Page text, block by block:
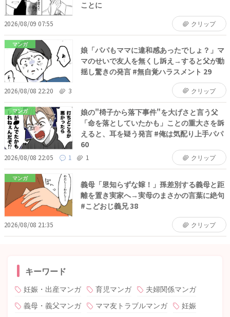
ことに
2026/08/09 07:55 クリップ
マンガ
娘「パパもママに違和感あったでしょ？」マ
マのせいで友人を無くし訴え→すると父が動
揺し驚きの発言 #無自覚ハラスメント 29
2026/08/08 22:20 3 クリップ
マンガ
娘の"椅子から落下事件"を大げさと言う父
「命を落としていたかも」ことの重大さを訴
えると、耳を疑う発言 #俺は気配り上手パパ
60
2026/08/08 22:05 1 1 クリップ
マンガ
義母「恩知らずな嫁！」孫差別する義母と距
離を置き実家へ→実母のまさかの言葉に絶句
#こどおじ義兄 38
2026/08/08 21:35 クリップ
キーワード
妊娠・出産マンガ 育児マンガ
夫婦関係マンガ
義母・義父マンガ
ママ友トラブルマンガ
妊娠